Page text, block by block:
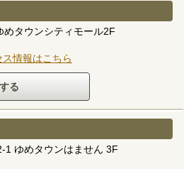
タウンシティモール2F
情報はこちら
1 ゆめタウンはません 3F